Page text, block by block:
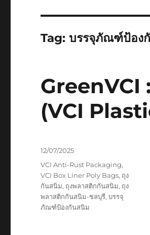
Tag:บรรจุภัณฑ์ป้อง
GreenVCI
(VCI
Posted
12/07/2025
Tags
VCI Anti-Rust Packaging,
VCI Box Liner Poly Bags, ถุง
กันสนิม, ถุงพลาสติกกันสนิม, ถุง
พลาสติกกันสนิม-ชลบุรี,บรรจุ
ภัณฑ์ป้องกันสนิม